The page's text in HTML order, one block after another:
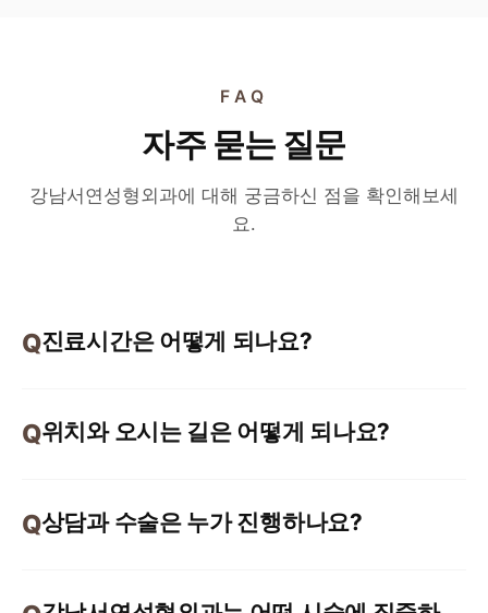
FAQ
자주 묻는 질문
강남서연성형외과에 대해 궁금하신 점을 확인해보세
요.
진료시간은 어떻게 되나요?
위치와 오시는 길은 어떻게 되나요?
상담과 수술은 누가 진행하나요?